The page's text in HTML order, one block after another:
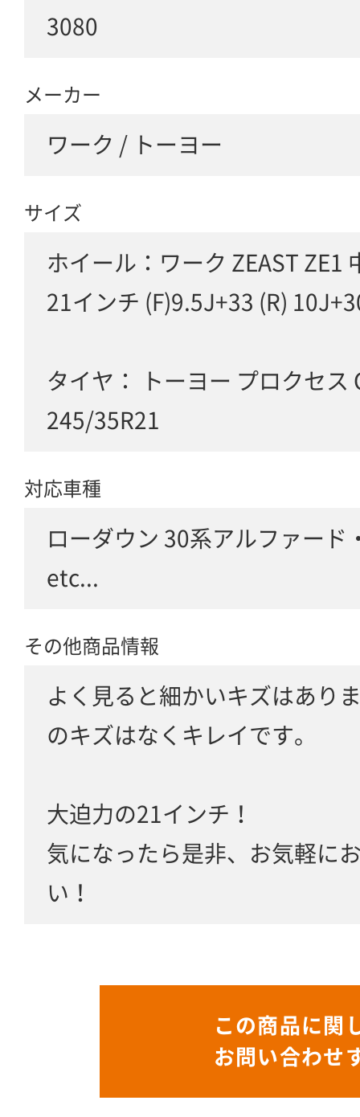
3080
メーカー
ワーク / トーヨー
サイズ
ホイール：ワーク ZEAST ZE1
21インチ (F)9.5J+33 (R)
タイヤ： トーヨー プロクセス
245/35R21
対応車種
ローダウン 30系アルファード
etc...
その他商品情報
よく見ると細かいキズはあり
のキズはなくキレイです。
大迫力の21インチ！
気になったら是非、お気軽に
い！
この商品に関
お問い合わせ